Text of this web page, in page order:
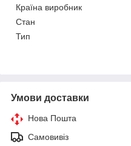
Країна виробник
Стан
Тип
Умови доставки
Нова Пошта
Самовивіз